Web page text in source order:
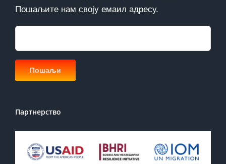
Пошаљите нам своју емаил адресу.
Партнерство